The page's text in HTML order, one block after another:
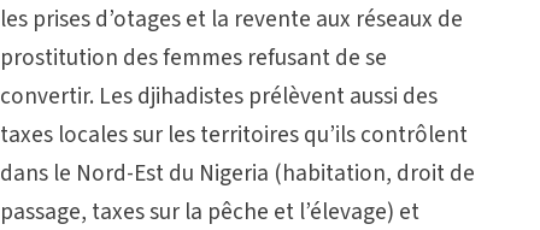
les prises d’otages et la revente aux réseaux de
prostitution des femmes refusant de se
convertir. Les djihadistes prélèvent aussi des
taxes locales sur les territoires qu’ils contrôlent
dans le Nord-Est du Nigeria (habitation, droit de
passage, taxes sur la pêche et l’élevage) et